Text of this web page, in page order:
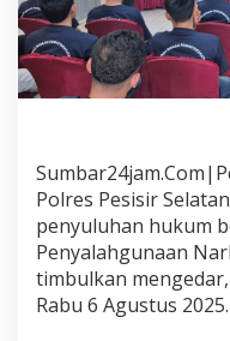
Polres Pesisir
penyuluhan hukum
Penyalahgunaan
timbulkan
Rabu 6 Agustus 2025.